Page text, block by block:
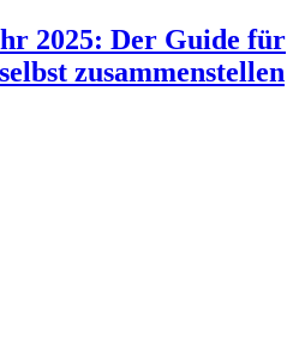
2025: Der Guide für
zusammenstellen